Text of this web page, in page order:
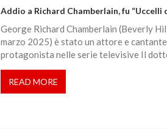
Addio a Richard Chamberlain, fu “Uccelli
George Richard Chamberlain (Beverly
marzo 2025) è stato un attore e
protagonista nelle serie televisive Il
READ MORE